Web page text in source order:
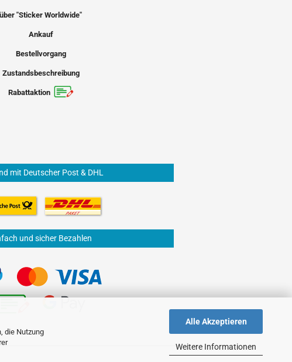
die Nutzung
Alle Akzeptieren
Weitere Informationen
über "Sticker Worldwide"
Ankauf
Bestellvorgang
Zustandsbeschreibung
Rabattaktion
mit Deutscher Post & DHL
und sicher Bezahlen